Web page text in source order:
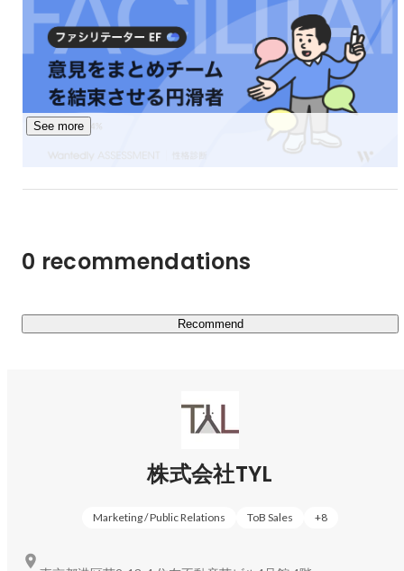
①キャリア事業
・獣医師の転職に特化した転職支援サービス「ベットエー
ジェント」
・動物看護師の転職に特化した転職支援サービス「ペット
ナースエージェント」
・トリマーの転職に特化した転職支援サービス「トリマー
エージェント」
・農業 / 牧場への就業に特化した転職支援サービス「ファ
・動物ペット業界に専門特化した求人サイト「アニマルジ
ョブ」
ブフェスタ」
・動物病院専門の採用サイト制作サービス「アニプロ」
コメンドサービス「Vet‘s Survey」
い主様に、ご自宅で安心な診察・治療を提供する往診専門
See more
0 recommendations
Recommend
株式会社TYL
Marketing / Public Relations ToB Sales +8